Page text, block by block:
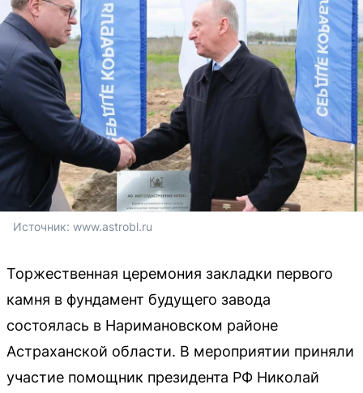
Источник: www.astrobl.ru
Торжественная церемония закладки первого
камня в фундамент будущего завода
состоялась в Наримановском районе
Астраханской области. В мероприятии приняли
участие помощник президента РФ Николай